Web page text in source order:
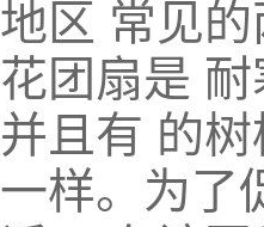
地区 常见
花团扇是
并且有 的
一样。为了